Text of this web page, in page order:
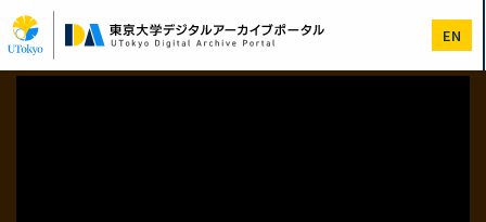
イ
ン
コ
EN